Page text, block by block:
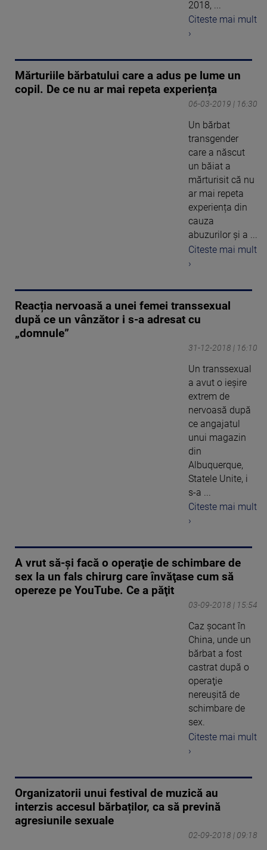
2018, ...
Citeste mai mult
›
Mărturiile bărbatului care a adus pe lume un
copil. De ce nu ar mai repeta experiența
06-03-2019 | 16:30
Un bărbat
transgender
care a născut
un băiat a
mărturisit că nu
ar mai repeta
experiența din
cauza
abuzurilor și a ...
Citeste mai mult
›
Reacția nervoasă a unei femei transsexual
după ce un vânzător i s-a adresat cu
„domnule”
31-12-2018 | 16:10
Un transsexual
a avut o ieșire
extrem de
nervoasă după
ce angajatul
unui magazin
din
Albuquerque,
Statele Unite, i
s-a ...
Citeste mai mult
›
A vrut să-şi facă o operaţie de schimbare de
sex la un fals chirurg care învăţase cum să
opereze pe YouTube. Ce a păţit
03-09-2018 | 15:54
Caz şocant în
China, unde un
bărbat a fost
castrat după o
operaţie
nereuşită de
schimbare de
sex.
Citeste mai mult
›
Organizatorii unui festival de muzică au
interzis accesul bărbaților, ca să prevină
agresiunile sexuale
02-09-2018 | 09:18